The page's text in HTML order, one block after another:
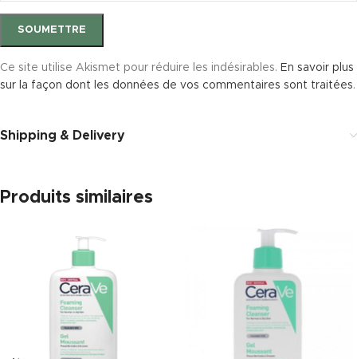
Ce site utilise Akismet pour réduire les indésirables. En savoir plus
sur la façon dont les données de vos commentaires sont traitées.
Shipping & Delivery
Produits similaires